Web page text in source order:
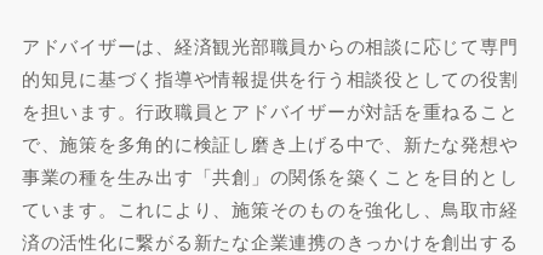
アドバイザーは、経済観光部職員からの相談に応じて専門
的知見に基づく指導や情報提供を行う相談役としての役割
を担います。行政職員とアドバイザーが対話を重ねること
で、施策を多角的に検証し磨き上げる中で、新たな発想や
事業の種を生み出す「共創」の関係を築くことを目的とし
ています。これにより、施策そのものを強化し、鳥取市経
済の活性化に繋がる新たな企業連携のきっかけを創出する